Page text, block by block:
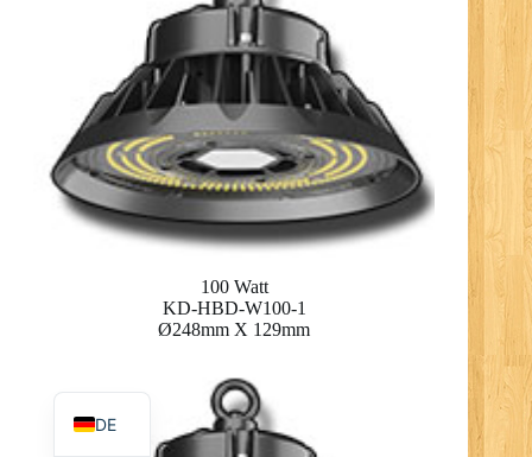
100 Watt
KD-HBD-W100-1
Ø248mm X 129mm
DE
PT
IT
UK
NL